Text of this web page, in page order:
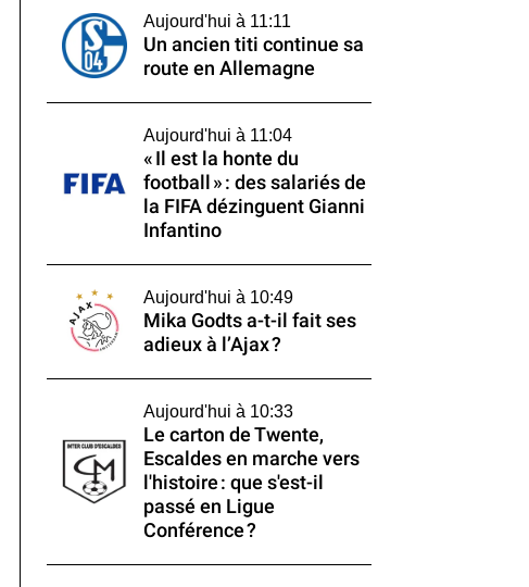
Aujourd'hui à 11:11
Un ancien titi continue sa
route en Allemagne
Aujourd'hui à 11:04
« Il est la honte du
football » : des salariés de
la FIFA dézinguent Gianni
Infantino
Aujourd'hui à 10:49
Mika Godts a-t-il fait ses
adieux à l’Ajax ?
Aujourd'hui à 10:33
Le carton de Twente,
Escaldes en marche vers
l'histoire : que s'est-il
passé en Ligue
Conférence ?